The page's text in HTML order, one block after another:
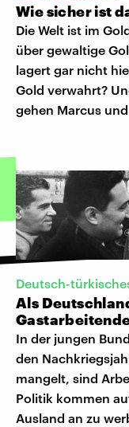
Wie sicher ist
Die Welt ist im
über gewaltige
lagert gar nicht
Gold verwahrt?
gehen Marcus
Deutsch-
Als
In der jungen
den
mangelt, sind
Politik kommen
Ausland an zu